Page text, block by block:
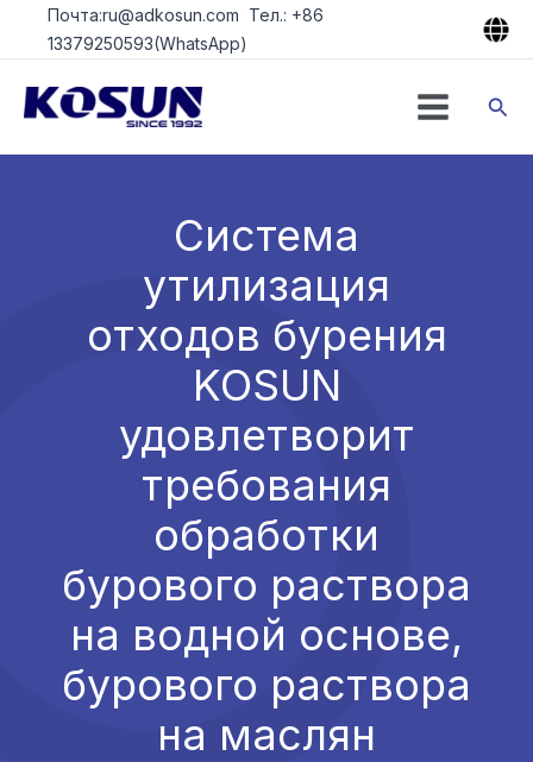
ПерейтиПочта:ru@adkosun.com Тел.: +86
13379250593(WhatsApp)
Система
утилизация
отходов бурения
KOSUN
удовлетворит
требования
обработки
бурового раствора
на водной основе,
бурового раствора
на маслян